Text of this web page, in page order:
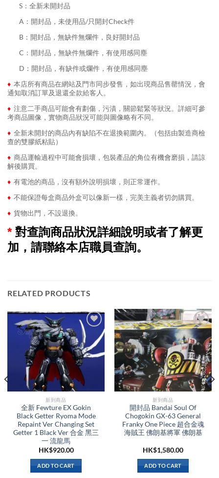
S：全新未開封品
A：開封品，未使用品/只開封Check件
B：開封品，無缺件無爛件，良好開封品
C：開封品，無缺件無爛件，有使用感同塵
D：開封品，有缺件或爛件，有使用感同塵
♦ 本店所有商品在網站及門市同步發售，如出現商品售罄情況，會
通知取消訂單及退還全款給客人。
♦ 注意二手商品可能會有劃傷，污漬，關節鬆緊等狀況。詳細可參
考商品圖像，實物商品狀況可能與圖像略有不同。
♦ 全新未開封的商品內有缺陷不在退換範圍內。（包括由製造商檢
查的雙膠紙粘貼）
♦ 商品運輸過程中可能會損壞，包裝產品的角位有機會磨損，請諒
解後購買。
♦ 有電池的商品，沒有額外說明損壞，則正常運作。
♦ 不能保證每盒商品外盒可以像新一樣，完美主義者切勿購買。
♦ 貨物出門，不設退換。
* 對查詢商品狀況詳細說明或者了解更
加，請聯絡本店職員查詢。
RELATED PRODUCTS
新到商品​
全新 Fewture EX Gokin
Black Getter Ryoma Mode
Repaint Ver Changing Set
Getter 1 Black Ver 合金 黑三
一 流龍馬
HK$920.00
ADD TO CART
新到商品​
開封品 Bandai Soul Of
Chogokin GX-63 General
Franky One Piece 超合金魂
海賊王 佛朗基將軍 佛朗基
HK$1,580.00
ADD TO CART